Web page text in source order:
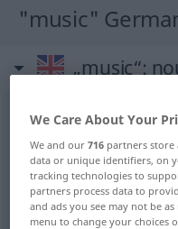
"music"
„music“:
music [ˈmjuːzik]s
Overview of all
(For more details, click/tap
Musik, Tonkunst
We Care About Your
We and our716 partners store
data or unique identifiers, on
tracking technologies to
partners process data to
and ads you see may not be
menu to change your choices